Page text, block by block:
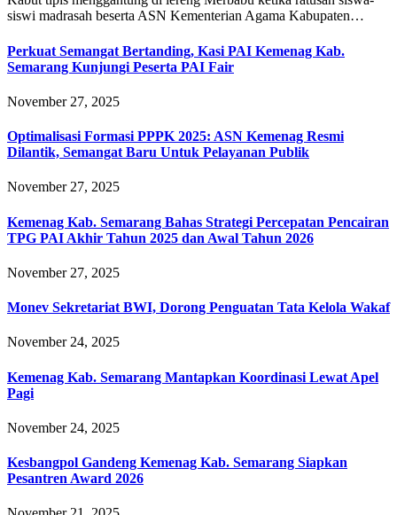
siswi madrasah beserta ASN Kementerian Agama Kabupaten…
Perkuat Semangat Bertanding, Kasi PAI Kemenag Kab.
Semarang Kunjungi Peserta PAI Fair
November 27, 2025
Optimalisasi Formasi PPPK 2025: ASN Kemenag Resmi
Dilantik, Semangat Baru Untuk Pelayanan Publik
November 27, 2025
Kemenag Kab. Semarang Bahas Strategi Percepatan Pencairan
TPG PAI Akhir Tahun 2025 dan Awal Tahun 2026
November 27, 2025
Monev Sekretariat BWI, Dorong Penguatan Tata Kelola Wakaf
November 24, 2025
Kemenag Kab. Semarang Mantapkan Koordinasi Lewat Apel
Pagi
November 24, 2025
Kesbangpol Gandeng Kemenag Kab. Semarang Siapkan
Pesantren Award 2026